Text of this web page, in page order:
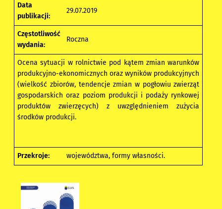
Data
publikacji:
29.07.2019
Częstotliwość
wydania:
Roczna
Ocena sytuacji w rolnictwie pod kątem zmian warunków
produkcyjno-ekonomicznych oraz wyników produkcyjnych
(wielkość zbiorów, tendencje zmian w pogłowiu zwierząt
gospodarskich oraz poziom produkcji i podaży rynkowej
produktów zwierzęcych) z uwzględnieniem zużycia
środków produkcji.
Przekroje: województwa, formy własności.